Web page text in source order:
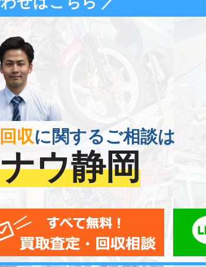
収に関するご相談は
ウ静岡
684 メール